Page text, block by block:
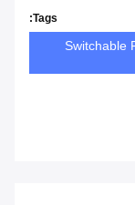
Tags:
Switchable